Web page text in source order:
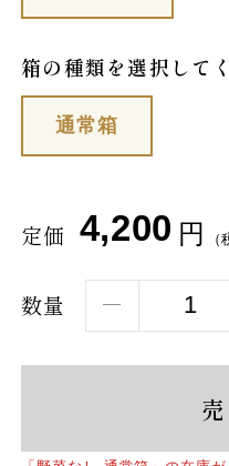
箱の種類を選択して
通常箱
定価 4,200 円 （
数量